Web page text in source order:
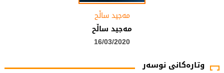
مەجید ساڵح
مەجید ساڵح
16/03/2020
وتارەکانی نوسەر